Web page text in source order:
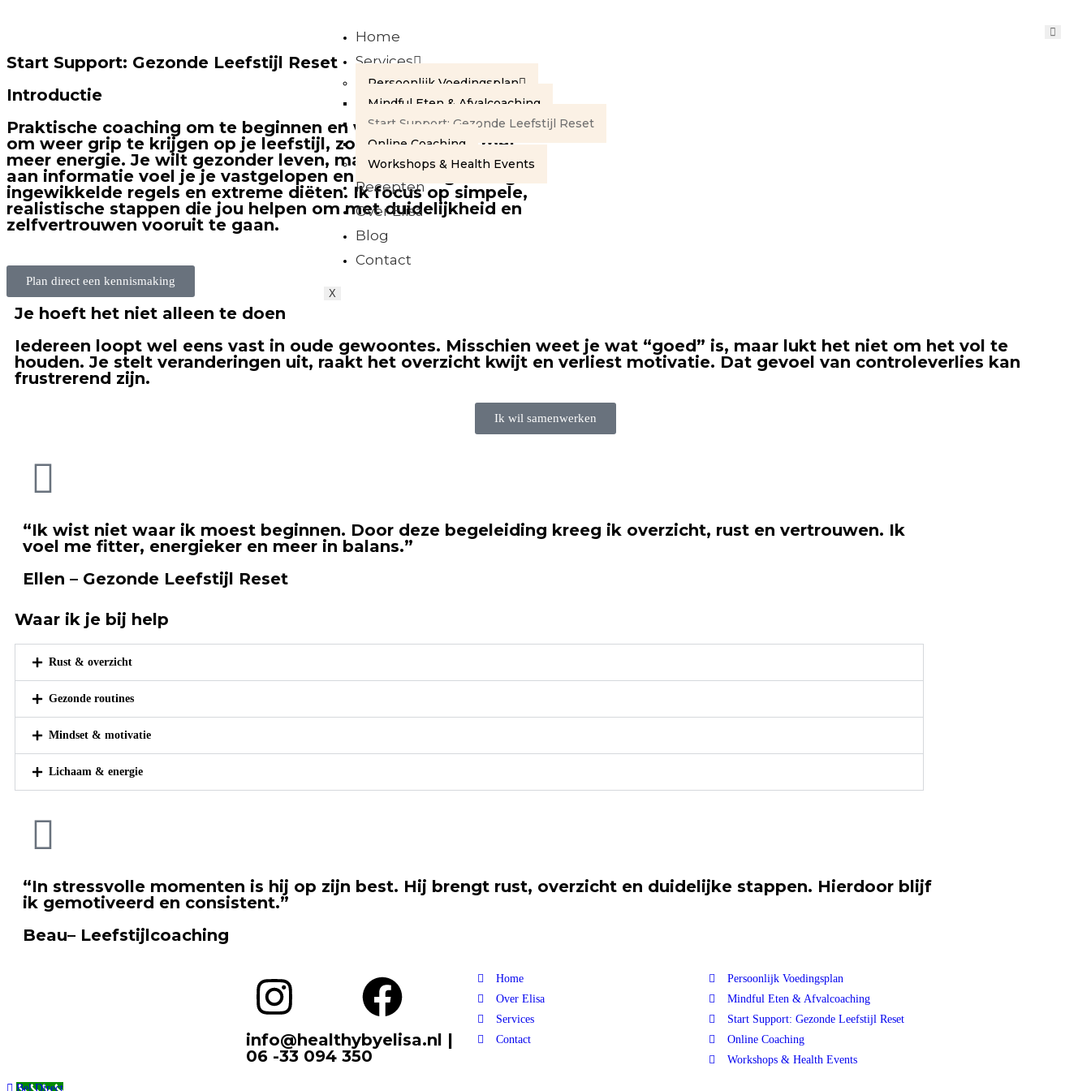
Home
Services
Persoonlijk Voedingsplan
Mindful Eten & Afvalcoaching
Start Support: Gezonde Leefstijl Reset
Online Coaching
Workshops & Health Events
Recepten
Over Elisa
Blog
Contact
X
Start Support: Gezonde Leefstijl Reset
Introductie
Praktische coaching om te beginnen en vol te houden. Tijd
om weer grip te krijgen op je leefstijl, zonder stress en met
meer energie. Je wilt gezonder leven, maar door de overvloed
aan informatie voel je je vastgelopen en overweldigd. Vergeet
ingewikkelde regels en extreme diëten. Ik focus op simpele,
realistische stappen die jou helpen om met duidelijkheid en
zelfvertrouwen vooruit te gaan.
Plan direct een kennismaking
Je hoeft het niet alleen te doen
Iedereen loopt wel eens vast in oude gewoontes. Misschien weet je wat “goed” is, maar lukt het niet om het vol te
houden. Je stelt veranderingen uit, raakt het overzicht kwijt en verliest motivatie. Dat gevoel van controleverlies kan
frustrerend zijn.
Ik wil samenwerken
“Ik wist niet waar ik moest beginnen. Door deze begeleiding kreeg ik overzicht, rust en vertrouwen. Ik
voel me fitter, energieker en meer in balans.”
Ellen – Gezonde Leefstijl Reset
Waar ik je bij help
Rust & overzicht
Gezonde routines
Mindset & motivatie
Lichaam & energie
“In stressvolle momenten is hij op zijn best. Hij brengt rust, overzicht en duidelijke stappen. Hierdoor blijf
ik gemotiveerd en consistent.”
Beau– Leefstijlcoaching
info@healthybyelisa.nl |
06 -33 094 350
Home
Over Elisa
Services
Contact
Persoonlijk Voedingsplan
Mindful Eten & Afvalcoaching
Start Support: Gezonde Leefstijl Reset
Online Coaching
Workshops & Health Events
Bel Direct